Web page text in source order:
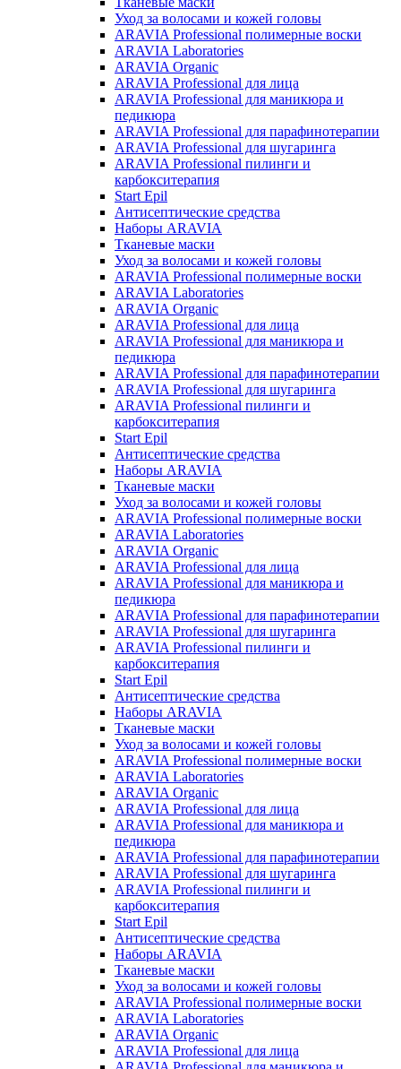
Уход за волосами и кожей головы
ARAVIA Professional полимерные воски
ARAVIA Laboratories
ARAVIA Organic
ARAVIA Professional для лица
ARAVIA Professional для маникюра и
педикюра
ARAVIA Professional для парафинотерапии
ARAVIA Professional для шугаринга
ARAVIA Professional пилинги и
карбокситерапия
Start Epil
Антисептические средства
Наборы ARAVIA
Тканевые маски
Уход за волосами и кожей головы
ARAVIA Professional полимерные воски
ARAVIA Laboratories
ARAVIA Organic
ARAVIA Professional для лица
ARAVIA Professional для маникюра и
педикюра
ARAVIA Professional для парафинотерапии
ARAVIA Professional для шугаринга
ARAVIA Professional пилинги и
карбокситерапия
Start Epil
Антисептические средства
Наборы ARAVIA
Тканевые маски
Уход за волосами и кожей головы
ARAVIA Professional полимерные воски
ARAVIA Laboratories
ARAVIA Organic
ARAVIA Professional для лица
ARAVIA Professional для маникюра и
педикюра
ARAVIA Professional для парафинотерапии
ARAVIA Professional для шугаринга
ARAVIA Professional пилинги и
карбокситерапия
Start Epil
Антисептические средства
Наборы ARAVIA
Тканевые маски
Уход за волосами и кожей головы
ARAVIA Professional полимерные воски
ARAVIA Laboratories
ARAVIA Organic
ARAVIA Professional для лица
ARAVIA Professional для маникюра и
педикюра
ARAVIA Professional для парафинотерапии
ARAVIA Professional для шугаринга
ARAVIA Professional пилинги и
карбокситерапия
Start Epil
Антисептические средства
Наборы ARAVIA
Тканевые маски
Уход за волосами и кожей головы
ARAVIA Professional полимерные воски
ARAVIA Laboratories
ARAVIA Organic
ARAVIA Professional для лица